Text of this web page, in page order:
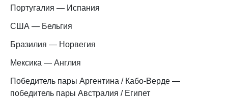
Португалия — Испания
США — Бельгия
Бразилия — Норвегия
Мексика — Англия
Победитель пары Аргентина / Кабо-Верде —
победитель пары Австралия / Египет